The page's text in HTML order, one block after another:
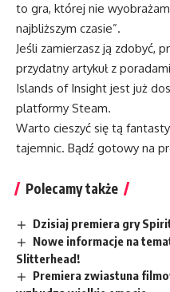
to gra, której nie
najbliższym czasie”.
Jeśli zamierzasz ją zdobyć,
przydatny artykuł z
Islands of Insight jest już
platformy Steam.
Warto cieszyć się tą
tajemnic. Bądź gotowy na
Polecamy także
Dzisiaj premiera gry
Nowe informacje na
Slitterhead!
Premiera zwiastuna